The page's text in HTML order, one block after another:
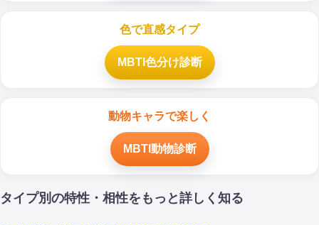
色で直感タイプ
MBTI色分け診断
動物キャラで楽しく
MBTI動物診断
タイプ別の特性・相性をもっと詳しく知る